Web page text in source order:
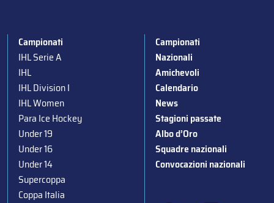
Campionati
IHL Serie A
IHL
IHL Division I
IHL Women
Para Ice Hockey
Under 19
Under 16
Under 14
Supercoppa
Coppa Italia
Campionati
Nazionali
Amichevoli
Calendario
News
Stagioni passate
Albo d’Oro
Squadre nazionali
Convocazioni nazionali